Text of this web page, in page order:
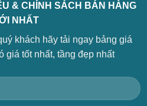
& CHÍNH SÁCH BÁN HÀNG
NHẤT
khách hãy tải ngay bảng giá
giá tốt nhất, tầng đẹp nhất